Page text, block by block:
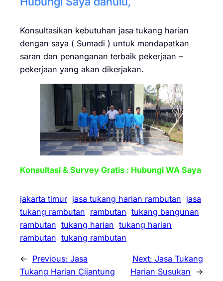
Konsultasikan kebutuhan jasa tukang harian
dengan saya ( Sumadi ) untuk mendapatkan
saran dan penanganan terbaik pekerjaan –
pekerjaan yang akan dikerjakan.
Konsultasi & Survey Gratis : Hubungi WA Saya
jakarta timur jasa tukang harian rambutan jasa
tukang rambutan rambutan tukang bangunan
rambutan tukang harian tukang harian
rambutan tukang rambutan
← Previous: Jasa
Tukang Harian Cijantung
Next: Jasa Tukang
Harian Susukan
→